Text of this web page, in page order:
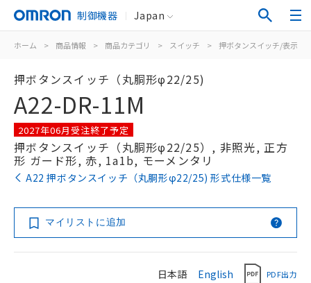
制御機器 Japan
ホーム > 商品情報 > 商品カテゴリ > スイッチ > 押ボタンスイッチ/表示灯
押ボタンスイッチ（丸胴形φ22/25)
A22-DR-11M
2027年06月受注終了予定
押ボタンスイッチ（丸胴形φ22/25）, 非照光, 正方
形 ガード形, 赤, 1a1b, モーメンタリ
A22 押ボタンスイッチ（丸胴形φ22/25) 形式仕様一覧
マイリストに追加
日本語 English PDF出力